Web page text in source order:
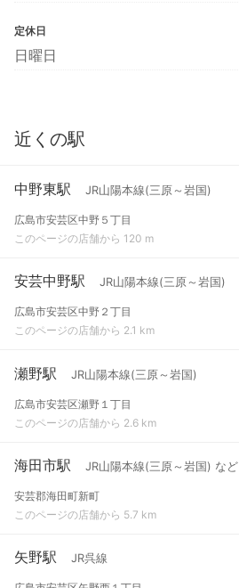
定休日
日曜日
近くの駅
中野東駅 JR山陽本線(三原～岩国)
広島市安芸区中野５丁目
このページの店舗から 120 m
安芸中野駅 JR山陽本線(三原～岩国)
広島市安芸区中野２丁目
このページの店舗から 2.1 km
瀬野駅 JR山陽本線(三原～岩国)
広島市安芸区瀬野１丁目
このページの店舗から 2.6 km
海田市駅 JR山陽本線(三原～岩国) など
安芸郡海田町新町
このページの店舗から 5.7 km
矢野駅 JR呉線